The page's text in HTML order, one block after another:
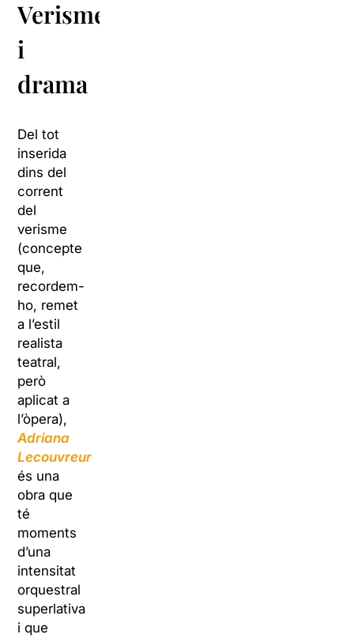
Verisme
i
drama
Del tot
inserida
dins del
corrent
del
verisme
(concepte
que,
recordem-
ho, remet
a l’estil
realista
teatral,
però
aplicat a
l’òpera),
Adriana
Lecouvreur
és una
obra que
té
moments
d’una
intensitat
orquestral
superlativa
i que